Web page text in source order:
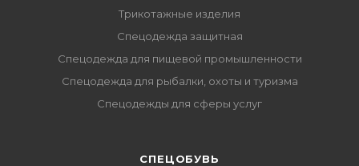
Трикотажные изделия
Спецодежда защитная
Спецодежда для пищевой промышленности
Спецодежда для рыбалки, охоты и туризма
Спецодежды для сферы услуг
CПЕЦОБУВЬ